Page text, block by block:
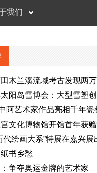
我们
木兰溪流域考古发现两
阳岛雪博会：大型雪塑
阿艺术家作品亮相千年瓷
文化博物馆开馆首年获
代绘画大系”特展在嘉兴展
书乡愁
争夺奥运金牌的艺术家